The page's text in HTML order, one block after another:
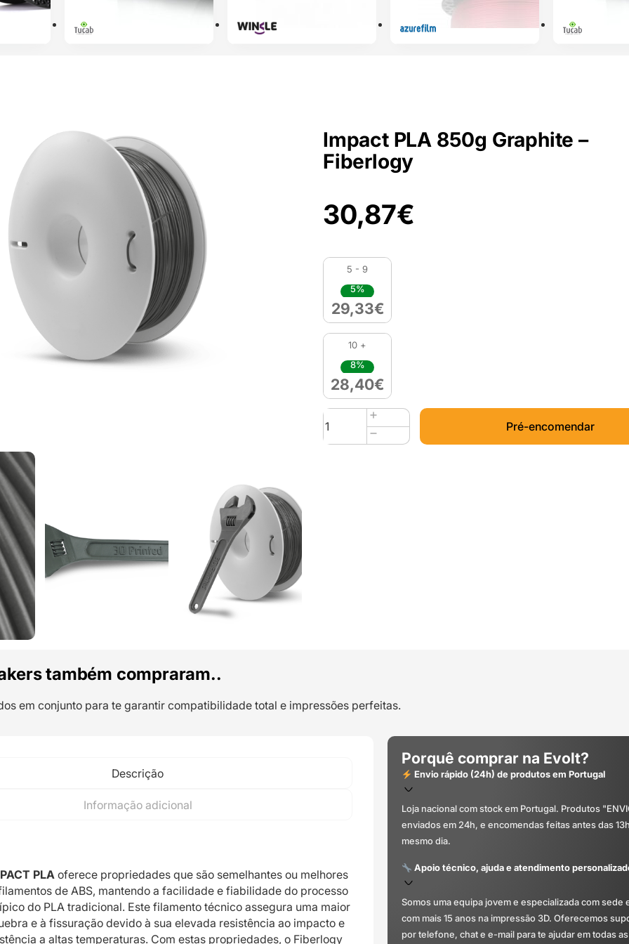
Impact PLA 850g Graphite –
Fiberlogy
30,87€
5 - 9
5%
29,33€
10 +
8%
28,40€
Quantidade
de
Impact
Pré-encomendar
também compraram..
em conjunto para te garantir compatibilidade total e impressões perfeitas.
Descrição
Informação adicional
PLA oferece propriedades que são semelhantes ou melhores
de ABS, mantendo a facilidade e fiabilidade do processo
do PLA tradicional. Este filamento técnico assegura uma maior
e à fissuração devido à sua elevada resistência ao impacto e
a altas temperaturas. Com estas propriedades, o Fiberlogy
Porquê comprar na Evolt?
Envio rápido (24h) de produtos em Portugal
Loja nacional com stock em Portugal. Produtos
enviados em 24h, e encomendas feitas antes das
mesmo dia.
Apoio técnico, ajuda e atendimento
Somos uma equipa jovem e especializada com sede
com mais 15 anos na impressão 3D. Oferecemos
por telefone, chat e e-mail para te ajudar em todas